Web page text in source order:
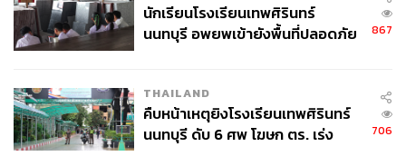
นักเรียนโรงเรียนเทพศิรินทร์
นนทบุรี อพยพเข้ายังพื้นที่ปลอดภัย
867
THAILAND
คืบหน้าเหตุยิงโรงเรียนเทพศิรินทร์
นนทบุรี ดับ 6 ศพ โฆษก ตร. เร่ง
706